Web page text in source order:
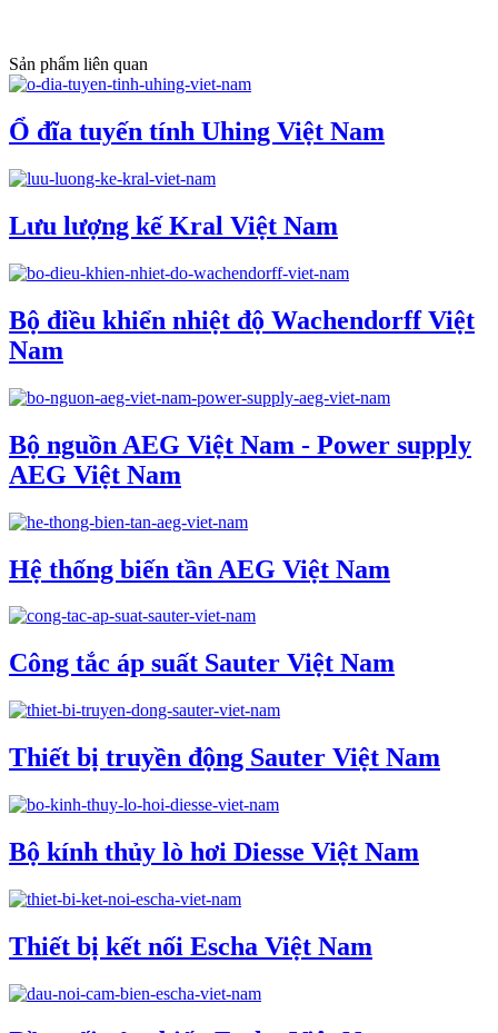
Sản phẩm liên quan
Ổ đĩa tuyến tính Uhing Việt Nam
Lưu lượng kế Kral Việt Nam
Bộ điều khiển nhiệt độ Wachendorff Việt
Nam
Bộ nguồn AEG Việt Nam - Power supply
AEG Việt Nam
Hệ thống biến tần AEG Việt Nam
Công tắc áp suất Sauter Việt Nam
Thiết bị truyền động Sauter Việt Nam
Bộ kính thủy lò hơi Diesse Việt Nam
Thiết bị kết nối Escha Việt Nam